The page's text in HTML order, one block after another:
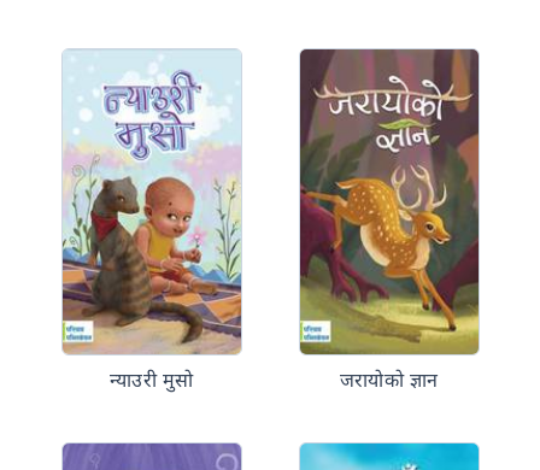
न्याउरी मुसो जरायोको ज्ञान